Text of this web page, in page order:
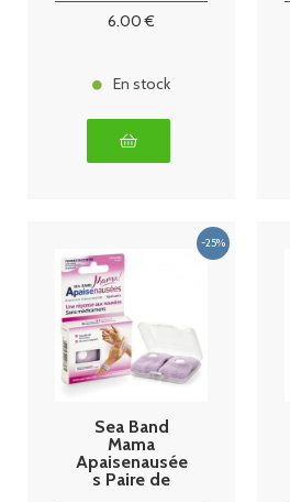
25
6.00 €
En stock
Sea Band
Mama
Apaisenausée
s Paire de